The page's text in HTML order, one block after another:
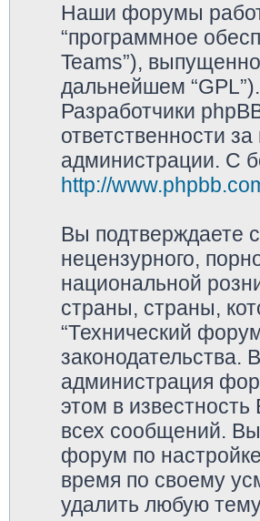
Наши форумы
“программное
Teams”),
дальнейшем
Разработчики
ответственности
администрации. С
http://
Вы подтверждаете
нецензурного,
национальной
страны, страны,
“Технический
администрация
этом в
всех сообщений.
форум по
время по своему
удалить любую